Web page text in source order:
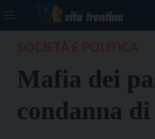
Mafia dei
condanna